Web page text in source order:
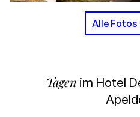
Alle Fotos
Tagen im Hotel